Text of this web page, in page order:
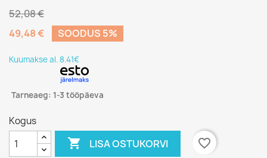
52,08 €
49,48 €
SOODUS 5%
Kuumakse al. 8.41€
Tarneaeg: 1-3 tööpäeva
Kogus
 LISA OSTUKORVI
favorite_border